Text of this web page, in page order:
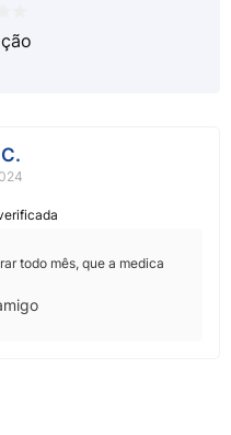
todo mês, que a medica